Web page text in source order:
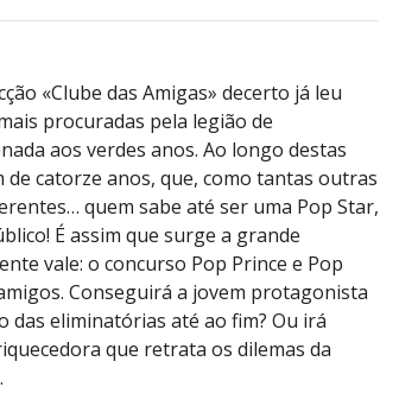
«Clube das Amigas» decerto já leu
procuradas pela legião de
aos verdes anos. Ao longo destas
de catorze anos, que, como tantas outras
quem sabe até ser uma Pop Star,
É assim que surge a grande
vale: o concurso Pop Prince e Pop
Conseguirá a jovem protagonista
eliminatórias até ao fim? Ou irá
que retrata os dilemas da